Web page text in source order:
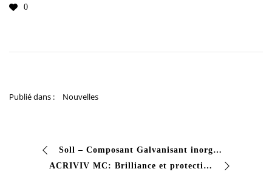
0
Publié dans : Nouvelles
Soll – Composant Galvanisant inorganique Vous recherchez une protection cathodique professionnelle pour l’acier dans des environnements extrêmes? Notre galvanisation inorganique à deux habitués est …
ACRIVIV MC: Brilliance et protection recherchez-vous une finition acrylique qui combine la facilité d’utilisation et les performances exceptionnelles? Acriviv MC est la solution monocompone …